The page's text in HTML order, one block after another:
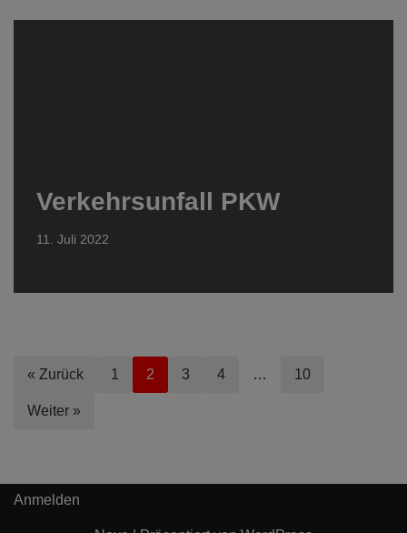
Verkehrsunfall PKW
11. Juli 2022
« Zurück 1 2 3 4 … 10
Weiter »
Anmelden